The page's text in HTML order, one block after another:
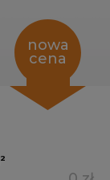
nowa
cena
2